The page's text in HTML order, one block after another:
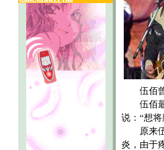
伍佰曾
伍佰最
说：“想
原来伍
炎，由于